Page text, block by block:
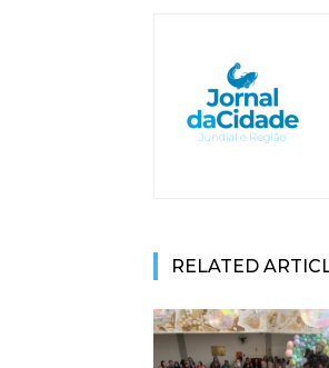
RELATED